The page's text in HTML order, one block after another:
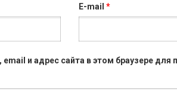
E-mail*
email и адрес сайта в этом браузере